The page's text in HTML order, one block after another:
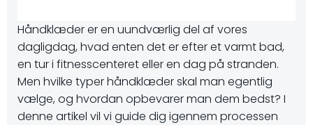
Håndklæder er en uundværlig del af vores
dagligdag, hvad enten det er efter et varmt bad,
en tur i fitnesscenteret eller en dag på stranden.
Men hvilke typer håndklæder skal man egentlig
vælge, og hvordan opbevarer man dem bedst? I
denne artikel vil vi guide dig igennem processen